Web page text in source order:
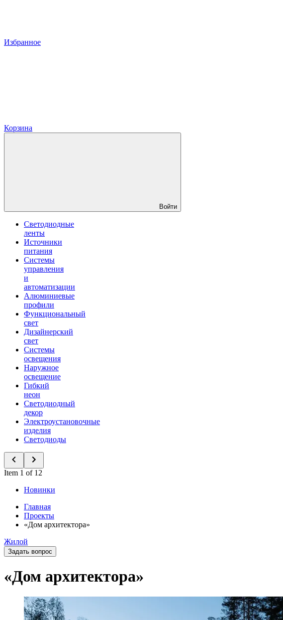
Избранное
Корзина
Войти
Светодиодные
ленты
Источники
питания
Системы
управления
и
автоматизации
Алюминиевые
профили
Функциональный
свет
Дизайнерский
свет
Системы
освещения
Наружное
освещение
Гибкий
неон
Светодиодный
декор
Электроустановочные
изделия
Светодиоды
Item 1 of 12
Новинки
Главная
Проекты
«Дом архитектора»
Жилой
Задать вопрос
«Дом архитектора»